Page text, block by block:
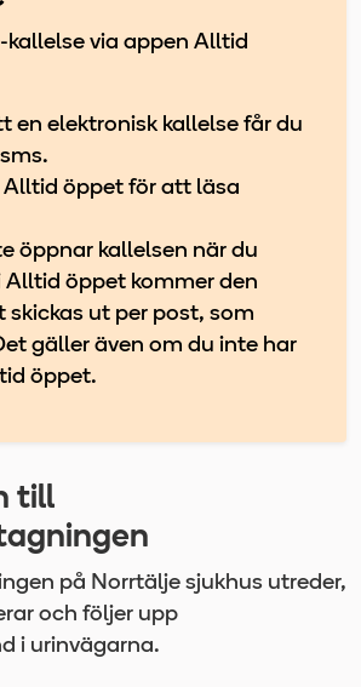
kallelse via appen Alltid
en elektronisk kallelse får du
Alltid öppet för att läsa
öppnar kallelsen när du
Alltid öppet kommer den
ut per post, som
gäller även om du inte har
öppet.
till
på Norrtälje sjukhus utreder,
och följer upp
i urinvägarna.